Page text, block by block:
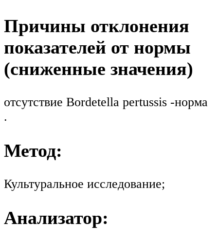
Причины отклонения
показателей от нормы
(сниженные значения)
отсутствие Bordetella pertussis -норма
.
Метод:
Культуральное исследование;
Анализатор: